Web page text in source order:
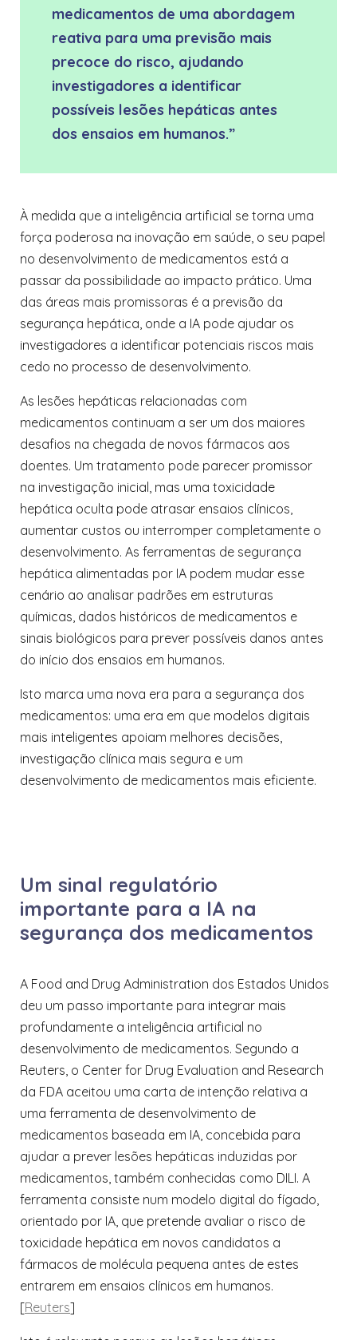
medicamentos de uma abordagem
reativa para uma previsão mais
precoce do risco, ajudando
investigadores a identificar
possíveis lesões hepáticas antes
dos ensaios em humanos.”
À medida que a inteligência artificial se torna uma
força poderosa na inovação em saúde, o seu papel
no desenvolvimento de medicamentos está a
passar da possibilidade ao impacto prático. Uma
das áreas mais promissoras é a previsão da
segurança hepática, onde a IA pode ajudar os
investigadores a identificar potenciais riscos mais
cedo no processo de desenvolvimento.
As lesões hepáticas relacionadas com
medicamentos continuam a ser um dos maiores
desafios na chegada de novos fármacos aos
doentes. Um tratamento pode parecer promissor
na investigação inicial, mas uma toxicidade
hepática oculta pode atrasar ensaios clínicos,
aumentar custos ou interromper completamente o
desenvolvimento. As ferramentas de segurança
hepática alimentadas por IA podem mudar esse
cenário ao analisar padrões em estruturas
químicas, dados históricos de medicamentos e
sinais biológicos para prever possíveis danos antes
do início dos ensaios em humanos.
Isto marca uma nova era para a segurança dos
medicamentos: uma era em que modelos digitais
mais inteligentes apoiam melhores decisões,
investigação clínica mais segura e um
desenvolvimento de medicamentos mais eficiente.
Um sinal regulatório
importante para a IA na
segurança dos medicamentos
A Food and Drug Administration dos Estados Unidos
deu um passo importante para integrar mais
profundamente a inteligência artificial no
desenvolvimento de medicamentos. Segundo a
Reuters, o Center for Drug Evaluation and Research
da FDA aceitou uma carta de intenção relativa a
uma ferramenta de desenvolvimento de
medicamentos baseada em IA, concebida para
ajudar a prever lesões hepáticas induzidas por
medicamentos, também conhecidas como DILI. A
ferramenta consiste num modelo digital do fígado,
orientado por IA, que pretende avaliar o risco de
toxicidade hepática em novos candidatos a
fármacos de molécula pequena antes de estes
entrarem em ensaios clínicos em humanos.
[Reuters]